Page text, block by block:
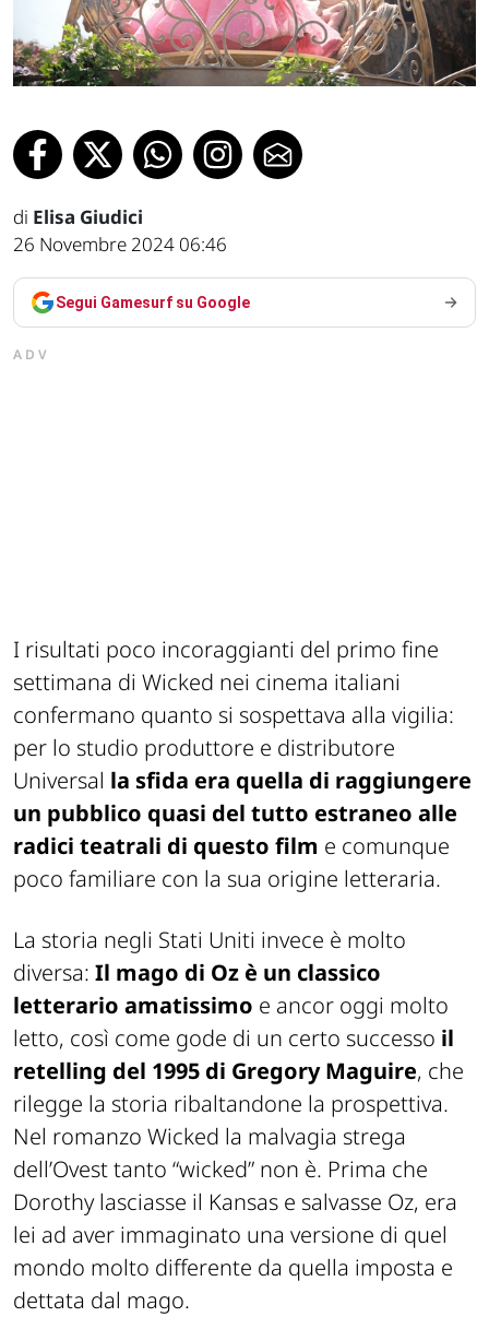
di Elisa Giudici
26 Novembre 2024 06:46
Segui Gamesurf su Google
ADV
I risultati poco incoraggianti del primo fine
settimana di Wicked nei cinema italiani
confermano quanto si sospettava alla vigilia:
per lo studio produttore e distributore
Universal la sfida era quella di raggiungere
un pubblico quasi del tutto estraneo alle
radici teatrali di questo film e comunque
poco familiare con la sua origine letteraria.
La storia negli Stati Uniti invece è molto
diversa: Il mago di Oz è un classico
letterario amatissimo e ancor oggi molto
letto, così come gode di un certo successo il
retelling del 1995 di Gregory Maguire, che
rilegge la storia ribaltandone la prospettiva.
Nel romanzo Wicked la malvagia strega
dell’Ovest tanto “wicked” non è. Prima che
Dorothy lasciasse il Kansas e salvasse Oz, era
lei ad aver immaginato una versione di quel
mondo molto differente da quella imposta e
dettata dal mago.